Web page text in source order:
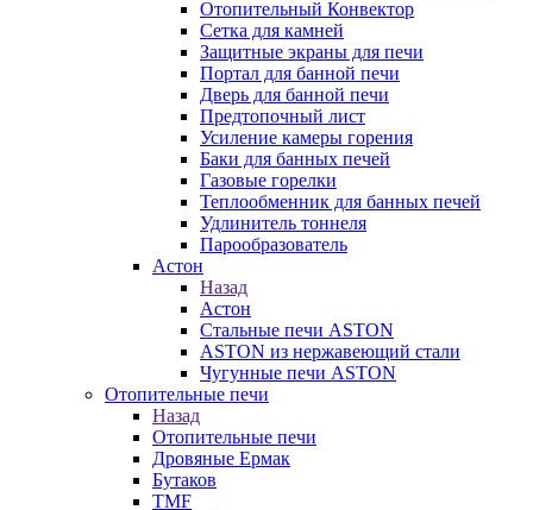
Отопительный Конвектор
Сетка для камней
Защитные экраны для печи
Портал для банной печи
Дверь для банной печи
Предтопочный лист
Усиление камеры горения
Баки для банных печей
Газовые горелки
Теплообменник для банных печей
Удлинитель тоннеля
Парообразователь
Астон
Назад
Астон
Стальные печи ASTON
ASTON из нержавеющий стали
Чугунные печи ASTON
Отопительные печи
Назад
Отопительные печи
Дровяные Ермак
Бутаков
TMF